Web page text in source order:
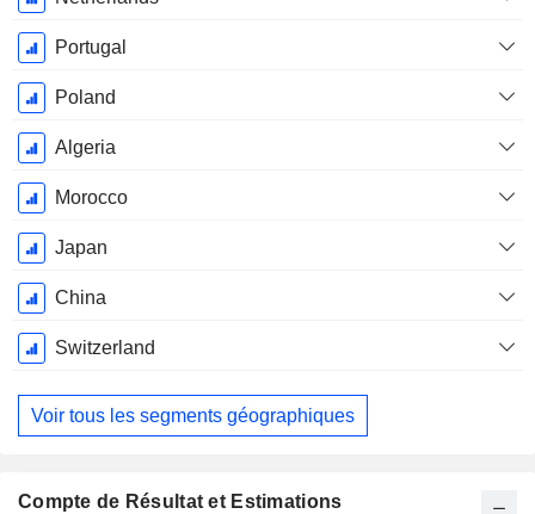
Portugal
Poland
Algeria
Morocco
Japan
China
Switzerland
Voir tous les segments géographiques
Compte de Résultat et Estimations